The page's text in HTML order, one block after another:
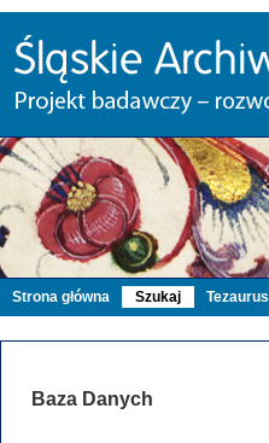
Strona główna Szukaj Tezaurus
Baza Danych